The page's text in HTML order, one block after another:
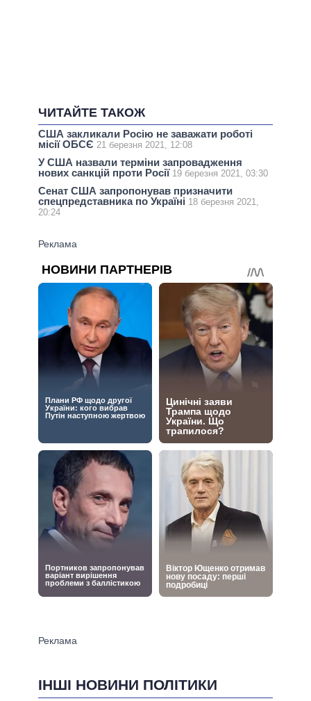
ЧИТАЙТЕ ТАКОЖ
США закликали Росію не заважати роботі
місії ОБСЄ 21 березня 2021, 12:08
У США назвали терміни запровадження
нових санкцій проти Росії 19 березня 2021, 03:30
Сенат США запропонував призначити
спецпредставника по Україні 18 березня 2021,
20:24
ІНШІ НОВИНИ ПОЛІТИКИ